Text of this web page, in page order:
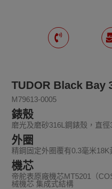
TUDOR Black Bay
M79613-0005
錶殼
磨光及磨砂316L鋼錶殼，直徑
外圈
精鋼固定外圈覆有0.3毫米18K
機芯
帝舵表原廠機芯MT5201（
械機芯 集成式結構